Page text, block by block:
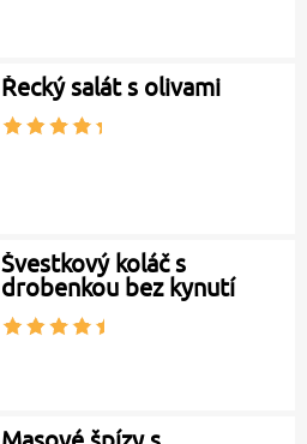
Řecký salát s olivami
Švestkový koláč s
drobenkou bez kynutí